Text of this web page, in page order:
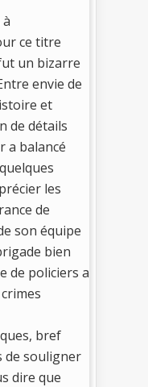
ce titre
un bizarre
envie de
et
de détails
a balancé
les
de
son équipe
bien
de policiers a
bref
de souligner
dire que